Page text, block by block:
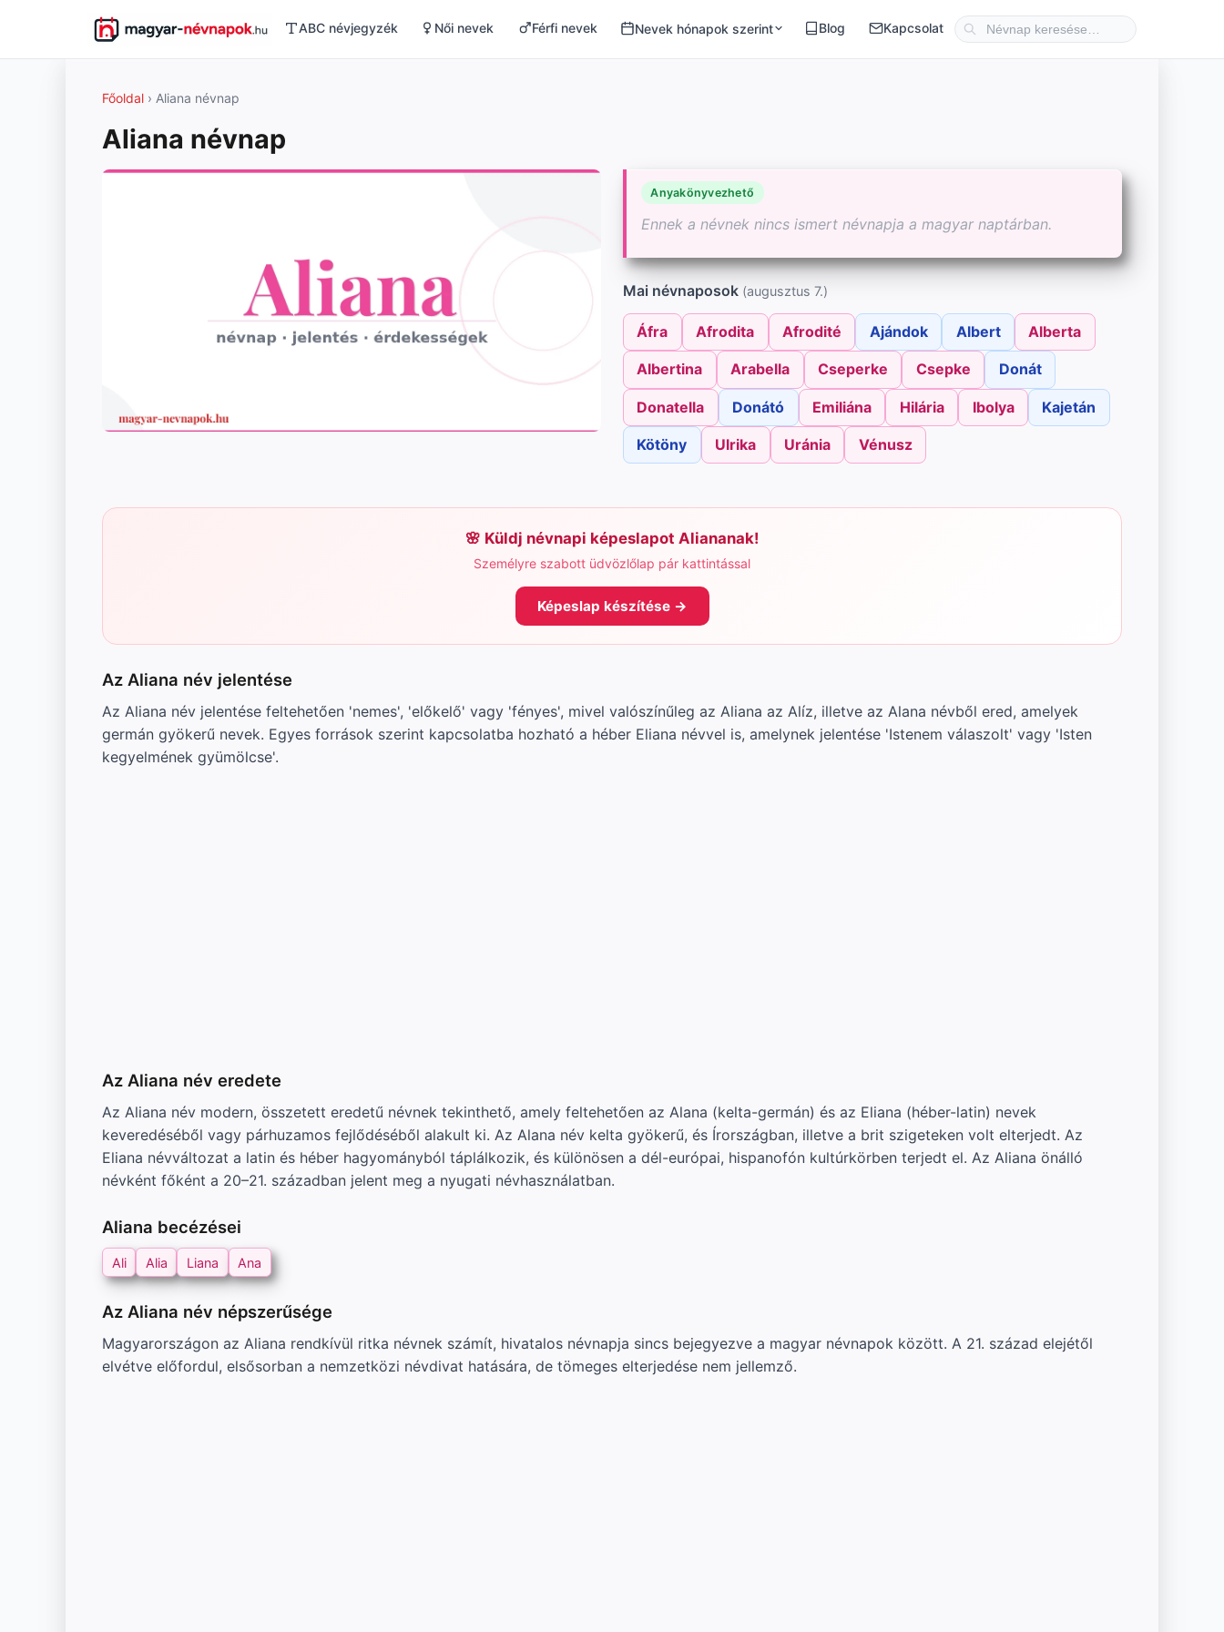
ABC névjegyzék Női nevek Férfi nevek Nevek hónapok szerint Blog Kapcsolat
Főoldal › Aliana névnap
Aliana névnap
Anyakönyvezhető
Ennek a névnek nincs ismert névnapja a magyar naptárban.
Mai névnaposok (augusztus 7.)
Áfra Afrodita Afrodité Ajándok Albert Alberta
Albertina Arabella Cseperke Csepke Donát
Donatella Donátó Emiliána Hilária Ibolya Kajetán
Kötöny Ulrika Uránia Vénusz
Küldj névnapi képeslapot Aliananak!
Személyre szabott üdvözlőlap pár kattintással
Képeslap készítése →
Az Aliana név jelentése
Az Aliana név jelentése feltehetően 'nemes', 'előkelő' vagy 'fényes', mivel valószínűleg az Aliana az Alíz, illetve az Alana névből ered, amelyek
germán gyökerű nevek. Egyes források szerint kapcsolatba hozható a héber Eliana névvel is, amelynek jelentése 'Istenem válaszolt' vagy 'Isten
kegyelmének gyümölcse'.
Az Aliana név eredete
Az Aliana név modern, összetett eredetű névnek tekinthető, amely feltehetően az Alana (kelta-germán) és az Eliana (héber-latin) nevek
keveredéséből vagy párhuzamos fejlődéséből alakult ki. Az Alana név kelta gyökerű, és Írországban, illetve a brit szigeteken volt elterjedt. Az
Eliana névváltozat a latin és héber hagyományból táplálkozik, és különösen a dél-európai, hispanofón kultúrkörben terjedt el. Az Aliana önálló
névként főként a 20–21. században jelent meg a nyugati névhasználatban.
Aliana becézései
Ali Alia Liana Ana
Az Aliana név népszerűsége
Magyarországon az Aliana rendkívül ritka névnek számít, hivatalos névnapja sincs bejegyezve a magyar névnapok között. A 21. század elejétől
elvétve előfordul, elsősorban a nemzetközi névdivat hatására, de tömeges elterjedése nem jellemző.